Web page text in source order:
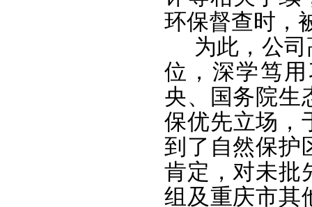
环保督查时，
为此，公
位，深学笃
央、国务院生
保优先立场，
到了自然保护
肯定，对未批
组及重庆市其